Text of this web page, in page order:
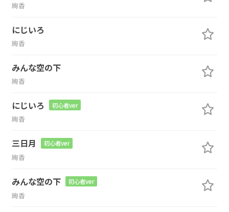
絢香
にじいろ
絢香
みんな空の下
絢香
にじいろ 初心者ver
絢香
三日月 初心者ver
絢香
みんな空の下 初心者ver
絢香